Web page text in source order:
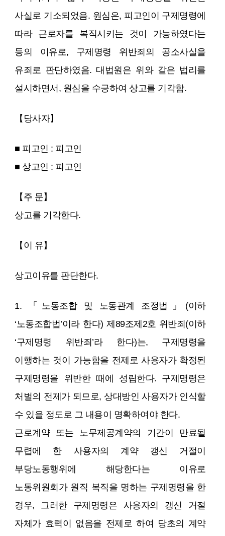
사실로 기소되었음. 원심은, 피고인이 구제명령에
따라 근로자를 복직시키는 것이 가능하였다는
등의 이유로, 구제명령 위반죄의 공소사실을
유죄로 판단하였음. 대법원은 위와 같은 법리를
설시하면서, 원심을 수긍하여 상고를 기각함.
【당사자】
■ 피고인 : 피고인
■ 상고인 : 피고인
【주 문】
상고를 기각한다.
【이 유】
상고이유를 판단한다.
1. 「노동조합 및 노동관계 조정법」(이하
‘노동조합법’이라 한다) 제89조제2호 위반죄(이하
‘구제명령 위반죄’라 한다)는, 구제명령을
이행하는 것이 가능함을 전제로 사용자가 확정된
구제명령을 위반한 때에 성립한다. 구제명령은
처벌의 전제가 되므로, 상대방인 사용자가 인식할
수 있을 정도로 그 내용이 명확하여야 한다.
근로계약 또는 노무제공계약의 기간이 만료될
무렵에 한 사용자의 계약 갱신 거절이
부당노동행위에 해당한다는 이유로
노동위원회가 원직 복직을 명하는 구제명령을 한
경우, 그러한 구제명령은 사용자의 갱신 거절
자체가 효력이 없음을 전제로 하여 당초의 계약